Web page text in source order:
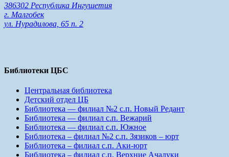
386302 Республика Ингушетия
г. Малгобек
ул. Нурадилова, 65 п. 2
Библиотеки ЦБС
Центральная библиотека
Детский отдел ЦБ
Библиотека — филиал №2 с.п. Новый Редант
Библиотека — филиал с.п. Вежарий
Библиотека — филиал с.п. Южное
Библиотека – филиал №2 с.п. Зязиков – юрт
Библиотека – филиал с.п. Аки-юрт
Библиотека – филиал с.п. Верхние Ачалуки